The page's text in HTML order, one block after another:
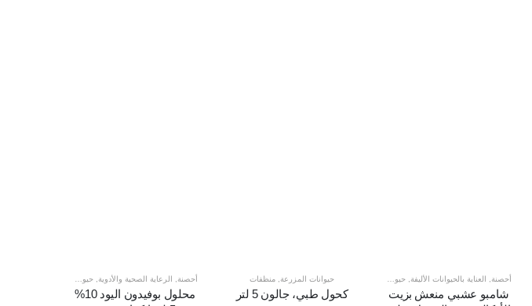
أحصنة العناية بالحيوانات الأليفة حيوانات المزرعة منظفات
شامبو عشبي منعش بزيت
حيوانات المزرعة منظفات
كحول طبي، جالون 5 لتر
أحصنة الرعاية الصحية والأدوية حيوانات المزرعة
محلول بوفيدون اليود 10%